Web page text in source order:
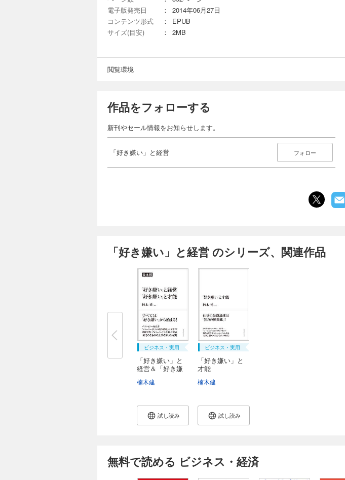
電子版発売日
：
2014年06月27日
コンテンツ形式
：
EPUB
サイズ(目安)
： 2MB
閲覧環境
作品をフォローする
新刊やセール情報をお知らせします。
「好き嫌い」と経営 フォロー
「好き嫌い」と経営 のシリーズ、関連作品
ビジネス・実用
「好き嫌い」と
経営＆「好き嫌
楠木建
試し読み
ビジネス・実用
「好き嫌い」と
才能
楠木建
試し読み
無料で読める ビジネス・経済